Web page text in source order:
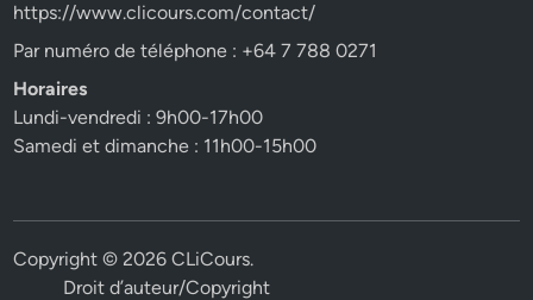
https://www.clicours.com/contact/
Par numéro de téléphone : +64 7 788 0271
Horaires
Lundi-vendredi : 9h00-17h00
Samedi et dimanche : 11h00-15h00
Copyright © 2026CLiCours.
Droit d’auteur/Copyright